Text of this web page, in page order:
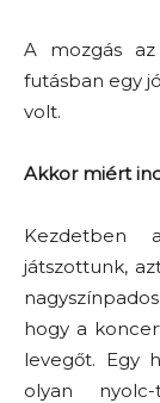
A mozgás
futásban egy
volt.
Akkor miért
Kezdetben
játszottunk,
hogy a
levegőt. Egy
olyan